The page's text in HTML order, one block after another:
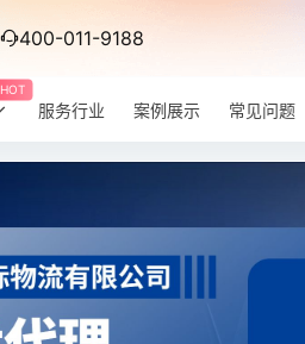
400-011-9188
HOT
服务行业 案例展示 常见问题